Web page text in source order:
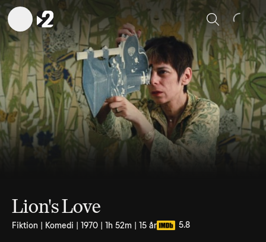
Sök
Lion's Love
Fiktion | Komedi | 1970 | 1h 52m | 15 år 5.8